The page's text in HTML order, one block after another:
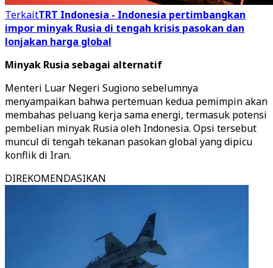
TerkaitTRT Indonesia - Indonesia pertimbangkan
impor minyak Rusia di tengah krisis pasokan dan
lonjakan harga global
Minyak Rusia sebagai alternatif
Menteri Luar Negeri Sugiono sebelumnya
menyampaikan bahwa pertemuan kedua pemimpin akan
membahas peluang kerja sama energi, termasuk potensi
pembelian minyak Rusia oleh Indonesia. Opsi tersebut
muncul di tengah tekanan pasokan global yang dipicu
konflik di Iran.
DIREKOMENDASIKAN